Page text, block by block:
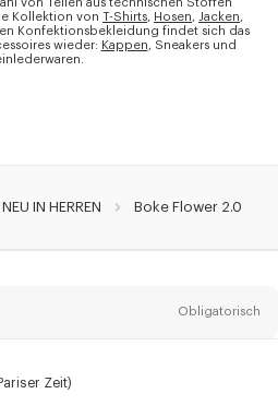
von Teilen aus technischen Stoffen
Kollektion von T-Shirts, Hosen, Jacken,
Konfektionsbekleidung findet sich das
wieder: Kappen, Sneakers und
NEU IN HERREN Boke Flower 2.0
Obligatorisch
Zeit)